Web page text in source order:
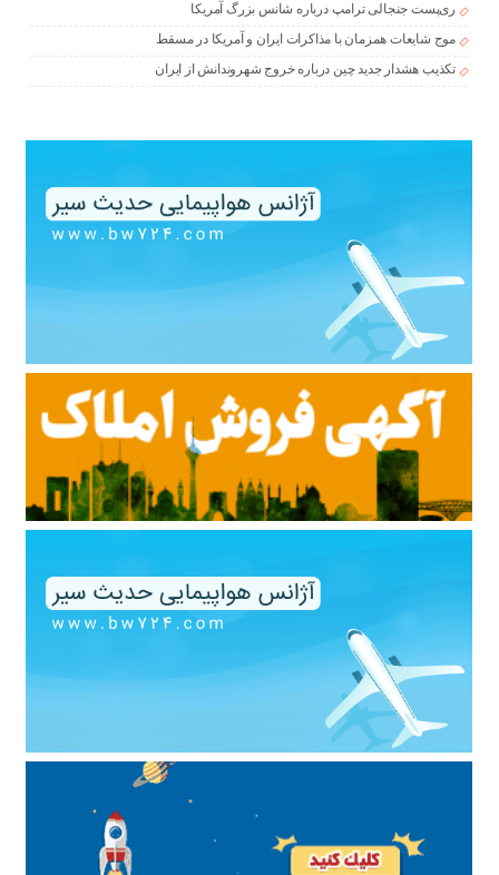
ری‌پست جنجالی ترامپ درباره شانس بزرگ آمریکا
موج شایعات همزمان با مذاکرات ایران و آمریکا در مسقط
تکذیب هشدار جدید چین درباره خروج شهروندانش از ایران